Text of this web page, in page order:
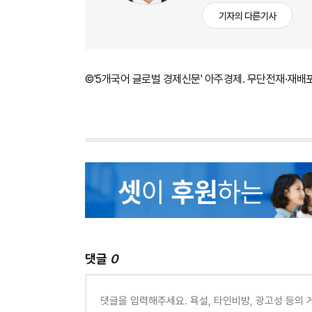
기자의 다른기사
©'5개국어 글로벌 경제신문' 아주경제. 무단전재·재배
댓글 0